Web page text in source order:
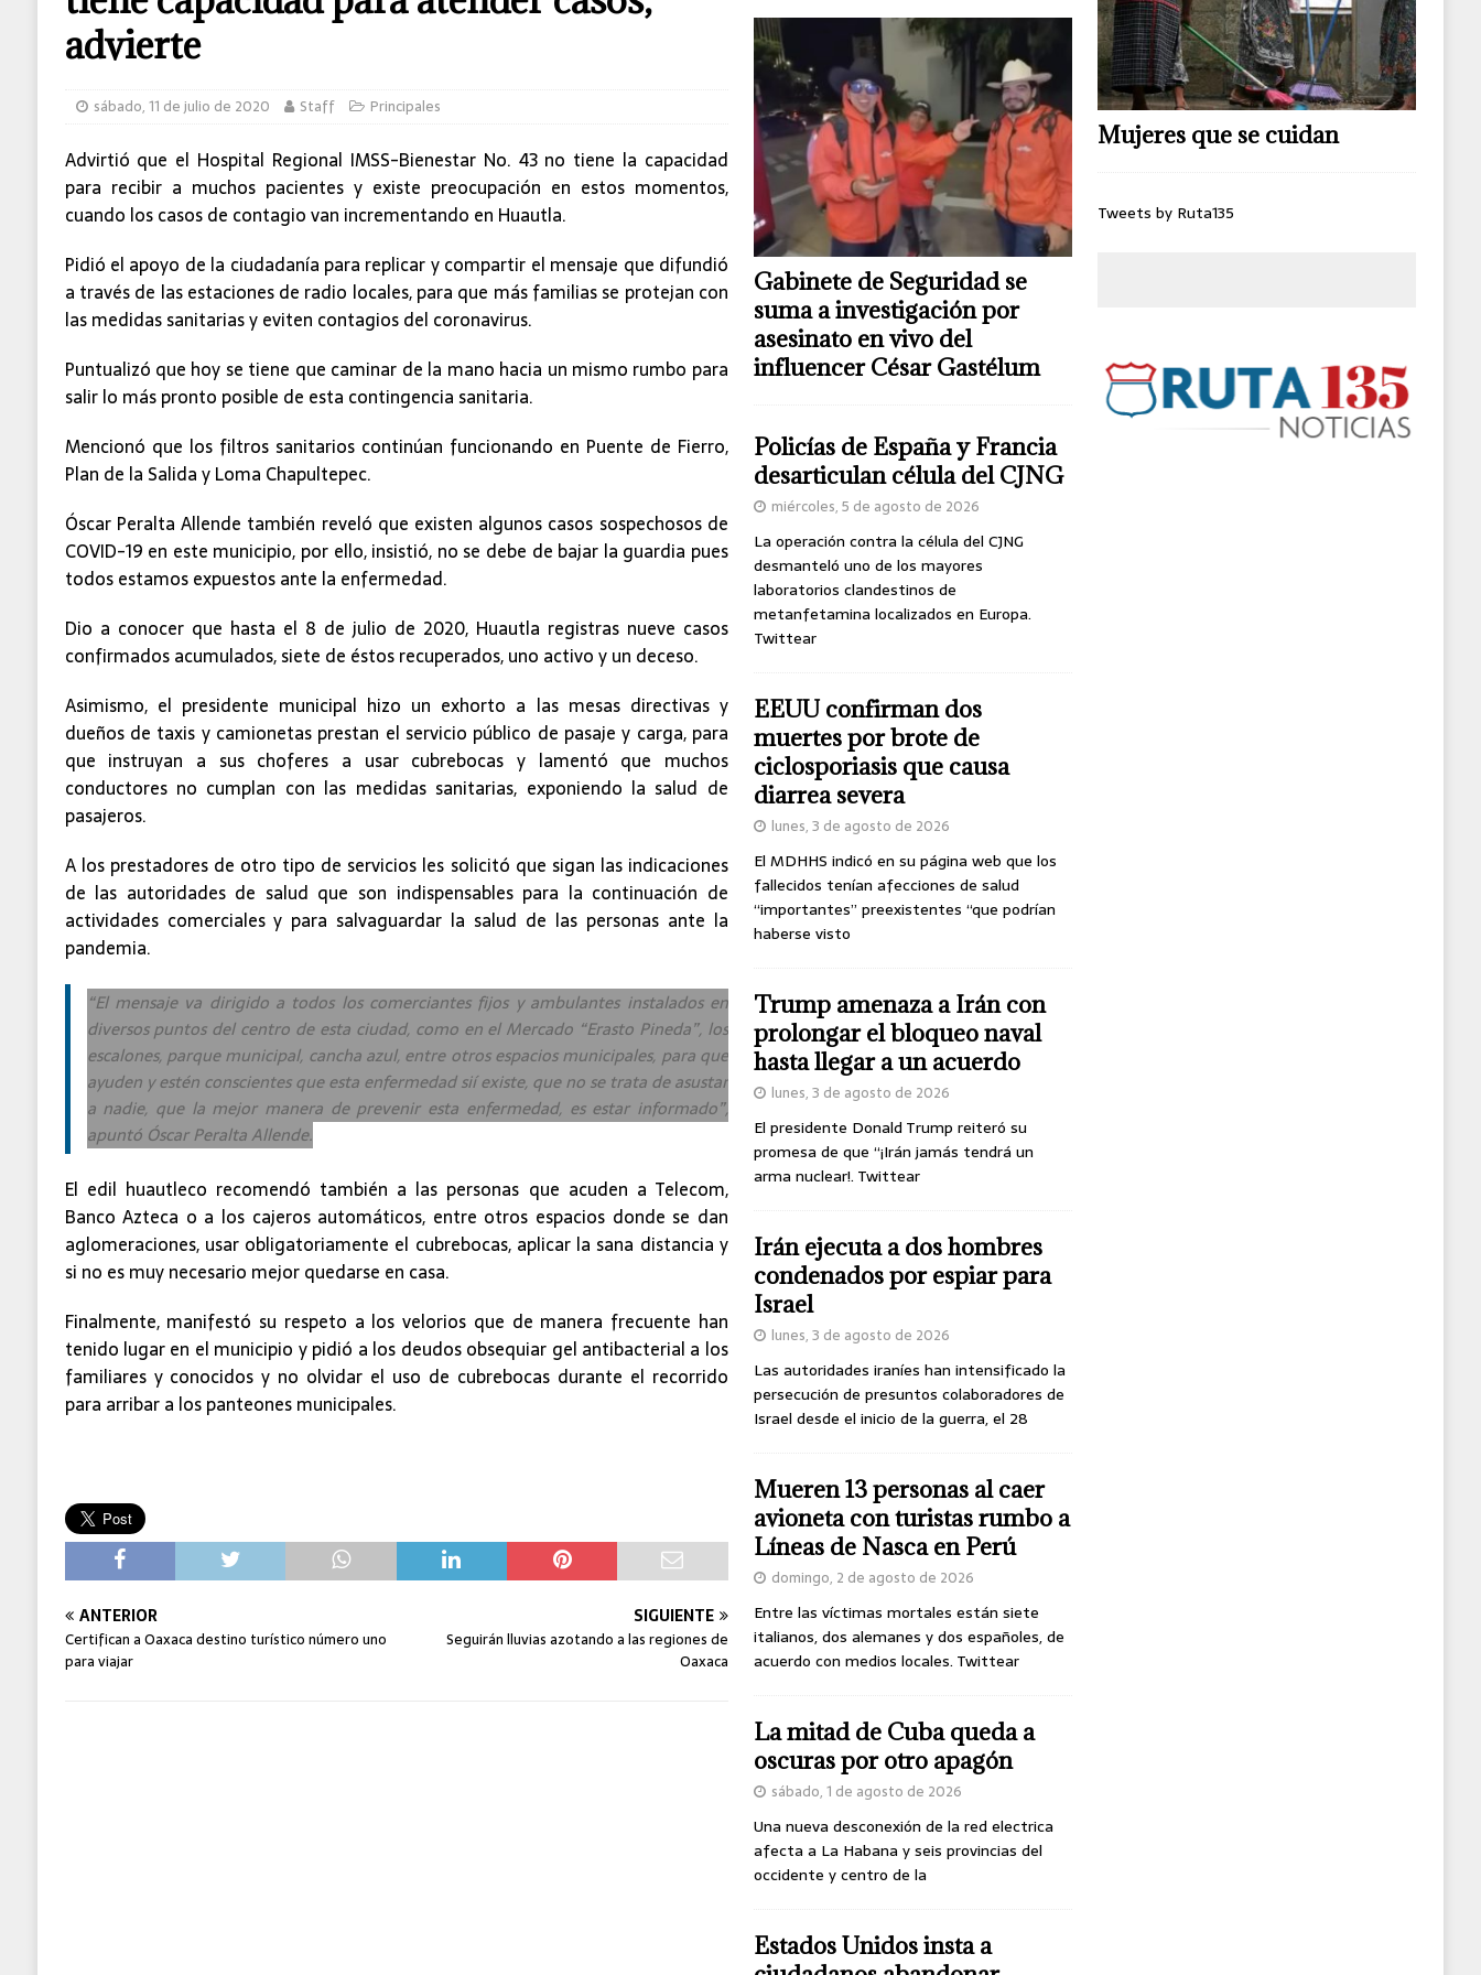
César Gastélum
C-5
advierte
sábado, 11 de julio de 2020 Staff Principales
Advirtió que el Hospital Regional IMSS-Bienestar No. 43 no tiene la capacidad
para recibir a muchos pacientes y existe preocupación en estos momentos,
cuando los casos de contagio van incrementando en Huautla.
Pidió el apoyo de la ciudadanía para replicar y compartir el mensaje que difundió
a través de las estaciones de radio locales, para que más familias se protejan con
las medidas sanitarias y eviten contagios del coronavirus.
Puntualizó que hoy se tiene que caminar de la mano hacia un mismo rumbo para
salir lo más pronto posible de esta contingencia sanitaria.
Mencionó que los filtros sanitarios continúan funcionando en Puente de Fierro,
Plan de la Salida y Loma Chapultepec.
Óscar Peralta Allende también reveló que existen algunos casos sospechosos de
COVID-19 en este municipio, por ello, insistió, no se debe de bajar la guardia pues
todos estamos expuestos ante la enfermedad.
Dio a conocer que hasta el 8 de julio de 2020, Huautla registras nueve casos
confirmados acumulados, siete de éstos recuperados, uno activo y un deceso.
Asimismo, el presidente municipal hizo un exhorto a las mesas directivas y
dueños de taxis y camionetas prestan el servicio público de pasaje y carga, para
que instruyan a sus choferes a usar cubrebocas y lamentó que muchos
conductores no cumplan con las medidas sanitarias, exponiendo la salud de
pasajeros.
A los prestadores de otro tipo de servicios les solicitó que sigan las indicaciones
de las autoridades de salud que son indispensables para la continuación de
actividades comerciales y para salvaguardar la salud de las personas ante la
pandemia.
“El mensaje va dirigido a todos los comerciantes fijos y ambulantes instalados en
diversos puntos del centro de esta ciudad, como en el Mercado “Erasto Pineda”, los
escalones, parque municipal, cancha azul, entre otros espacios municipales, para que
ayuden y estén conscientes que esta enfermedad sií existe, que no se trata de asustar
a nadie, que la mejor manera de prevenir esta enfermedad, es estar informado”,
apuntó Óscar Peralta Allende.
El edil huautleco recomendó también a las personas que acuden a Telecom,
Banco Azteca o a los cajeros automáticos, entre otros espacios donde se dan
aglomeraciones, usar obligatoriamente el cubrebocas, aplicar la sana distancia y
si no es muy necesario mejor quedarse en casa.
Finalmente, manifestó su respeto a los velorios que de manera frecuente han
tenido lugar en el municipio y pidió a los deudos obsequiar gel antibacterial a los
familiares y conocidos y no olvidar el uso de cubrebocas durante el recorrido
para arribar a los panteones municipales.
ANTERIOR
Certifican a Oaxaca destino turístico número uno
para viajar
SIGUIENTE
Seguirán lluvias azotando a las regiones de
Oaxaca
Gabinete de Seguridad se
suma a investigación por
asesinato en vivo del
influencer César Gastélum
Policías de España y Francia
desarticulan célula del CJNG
miércoles, 5 de agosto de 2026
La operación contra la célula del CJNG
desmanteló uno de los mayores
laboratorios clandestinos de
metanfetamina localizados en Europa.
Twittear
EEUU confirman dos
muertes por brote de
ciclosporiasis que causa
diarrea severa
lunes, 3 de agosto de 2026
El MDHHS indicó en su página web que los
fallecidos tenían afecciones de salud
“importantes” preexistentes “que podrían
haberse visto
Trump amenaza a Irán con
prolongar el bloqueo naval
hasta llegar a un acuerdo
lunes, 3 de agosto de 2026
El presidente Donald Trump reiteró su
promesa de que “¡Irán jamás tendrá un
arma nuclear!. Twittear
Irán ejecuta a dos hombres
condenados por espiar para
Israel
lunes, 3 de agosto de 2026
Las autoridades iraníes han intensificado la
persecución de presuntos colaboradores de
Israel desde el inicio de la guerra, el 28
Mueren 13 personas al caer
avioneta con turistas rumbo a
Líneas de Nasca en Perú
domingo, 2 de agosto de 2026
Entre las víctimas mortales están siete
italianos, dos alemanes y dos españoles, de
acuerdo con medios locales. Twittear
La mitad de Cuba queda a
oscuras por otro apagón
sábado, 1 de agosto de 2026
Una nueva desconexión de la red electrica
afecta a La Habana y seis provincias del
occidente y centro de la
Estados Unidos insta a
Mujeres que se cuidan
Tweets by Ruta135